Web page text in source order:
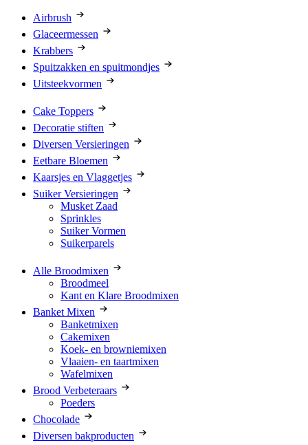
Airbrush
Glaceermessen
Krabbers
Spuitzakken en spuitmondjes
Uitsteekvormen
Cake Toppers
Decoratie stiften
Diversen Versieringen
Eetbare Bloemen
Kaarsjes en Vlaggetjes
Suiker Versieringen
Musket Zaad
Sprinkles
Suiker Vormen
Suikerparels
Alle Broodmixen
Broodmeel
Kant en Klare Broodmixen
Banket Mixen
Banketmixen
Cakemixen
Koek- en browniemixen
Vlaaien- en taartmixen
Wafelmixen
Brood Verbeteraars
Poeders
Chocolade
Diversen bakproducten